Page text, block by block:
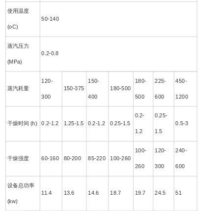
使用温度
(oC)
50-140
蒸汽压力
(MPa)
0.2-0.8
蒸汽耗量
120-
300
150-375
150-
400
180-500
180-
500
225-
600
450-
1200
干燥时间 (h) 0.2-1.2 1.25-1.5 0.2-1.2 0.25-1.5
0.2-
1.2
0.25-
1.5
0.5-3
干燥强度 60-160 80-200 85-220 100-260
100-
260
120-
300
240-
600
设备总功率
(kw)
11.4 13.6 14.6 18.7 19.7 24.5 51